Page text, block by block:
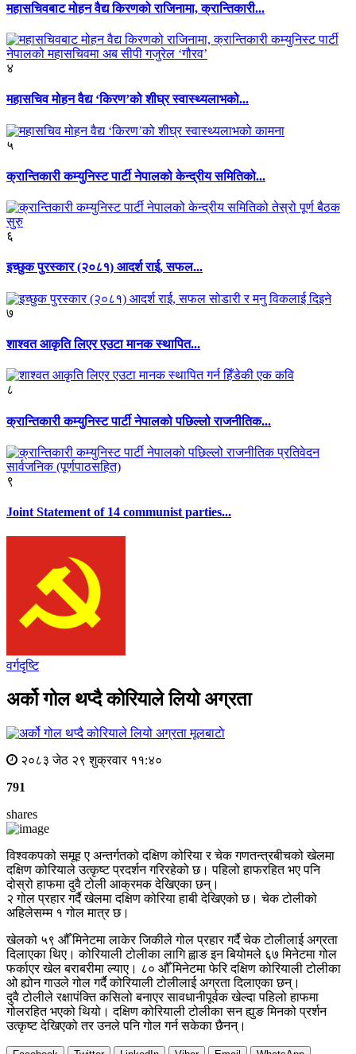
महासचिवबाट मोहन वैद्य किरणको राजिनामा, क्रान्तिकारी...
४
महासचिव मोहन वैद्य ‘किरण’को शीघ्र स्वास्थ्यलाभको...
५
क्रान्तिकारी कम्युनिस्ट पार्टी नेपालको केन्द्रीय समितिको...
६
इच्छुक पुरस्कार (२०८१) आदर्श राई, सफल...
७
शाश्वत आकृति लिएर एउटा मानक स्थापित...
८
क्रान्तिकारी कम्युनिस्ट पार्टी नेपालको पछिल्लो राजनीतिक...
९
Joint Statement of 14 communist parties...
वर्गदृष्टि
अर्को गोल थप्दै कोरियाले लियो अग्रता
मूलबाटाे
२०८३ जेठ २९ शुक्रवार ११:४०
791
shares
विश्वकपको समूह ए अन्तर्गतको दक्षिण कोरिया र चेक गणतन्त्रबीचको खेलमा
दक्षिण कोरियाले उत्कृष्ट प्रदर्शन गरिरहेको छ। पहिलो हाफरहित भए पनि
दोस्रो हाफमा दुवै टोली आक्रमक देखिएका छन्।
२ गोल प्रहार गर्दै खेलमा दक्षिण कोरिया हाबी देखिएको छ। चेक टोलीको
अहिलेसम्म १ गोल मात्र छ।
खेलको ५९ औँ मिनेटमा लाकेर जिकीले गोल प्रहार गर्दै चेक टोलीलाई अग्रता
दिलाएका थिए। कोरियाली टोलीका लागि ह्वाङ इन बियोमले ६७ मिनेटमा गोल
फर्काएर खेल बराबरीमा ल्याए। ८० औँ मिनेटमा फेरि दक्षिण कोरियाली टोलीका
ओ ह्योन गाउले गोल गर्दै कोरियाली टोलीलाई अग्रता दिलाएका छन्।
दुवै टोलीले रक्षापंक्ति कसिलो बनाएर सावधानीपूर्वक खेल्दा पहिलो हाफमा
गोलरहित भएको थियो। दक्षिण कोरियाली टोलीका सन ह्युङ मिनको प्रर्शन
उत्कृष्ट देखिएको तर उनले पनि गोल गर्न सकेका छैनन्।